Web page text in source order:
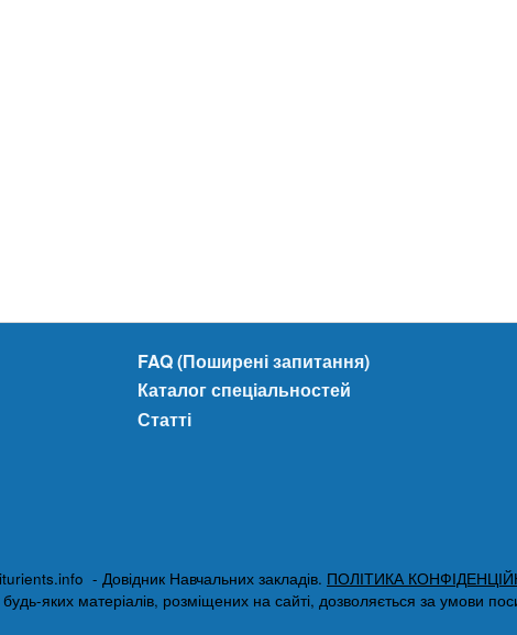
FAQ (Поширені запитання)
Каталог спеціальностей
Статті
- Довідник Навчальних закладів. ПОЛІТИКА
яких матеріалів, розміщених на сайті, дозволяється за умови